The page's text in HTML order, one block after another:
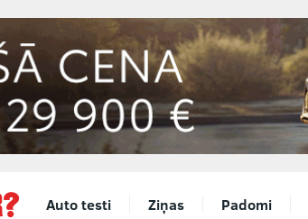
Auto testi Ziņas Padomi